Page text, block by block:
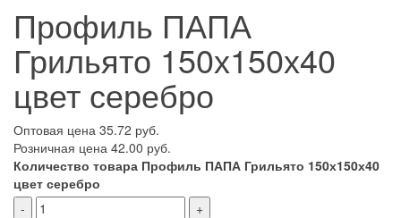
Профиль ПАПА
Грильято 150х150х40
цвет серебро
Оптовая цена 35.72 руб.
Розничная цена 42.00 руб.
Количество товара Профиль ПАПА Грильято 150х150х40
цвет серебро
-
+